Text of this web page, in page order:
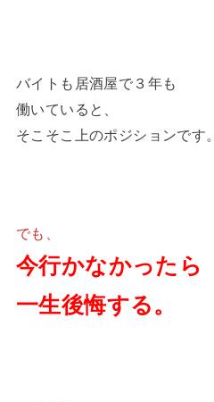
バイトも居酒屋で３年も
働いていると、
そこそこ上のポジションです。
でも、
今行かなかったら
一生後悔する。